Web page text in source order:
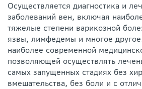
Осуществляется диагностика и
заболеваний вен, включая
тяжелые степени варикозной
язвы, лимфедемы и многое
наиболее современной
позволяющей осуществлять
самых запущенных стадиях без
вмешательства, без боли и с